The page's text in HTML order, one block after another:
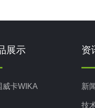
展示
威卡WIKA
资
新
技